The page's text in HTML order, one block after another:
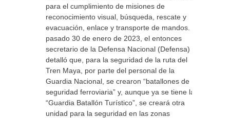
para el cumplimiento de misiones de
reconocimiento visual, búsqueda, rescate y
evacuación, enlace y transporte de mandos. El
pasado 30 de enero de 2023, el entonces
secretario de la Defensa Nacional (Defensa)
detalló que, para la seguridad de la ruta del
Tren Maya, por parte del personal de la
Guardia Nacional, se crearon “batallones de
seguridad ferroviaria” y, aunque ya se tiene la
“Guardia Batallón Turístico”, se creará otra
unidad para la seguridad en las zonas